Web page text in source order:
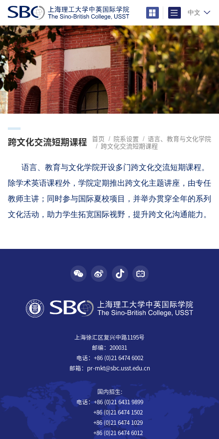
中文
首页 院系设置
语言、教育与文化学院
跨文化交流短期课程
跨文化交流短期课程
语言、教育与文化学院开设多门跨文化交流短期课程。
除学术英语课程外，学院定期推出跨文化主题讲座，由专任
教师主讲；同时参与国际夏校项目，并举办贯穿全年的系列
文化活动，助力学生拓宽国际视野，提升跨文化沟通能力。
上海徐汇区复兴中路1195号
邮编：200031
电话：+86 (0)21 6474 6002
邮箱：pr-mkt@sbc.usst.edu.cn
国内招生:
电话：+86 (0)21 6431 9899
+86 (0)21 6474 1502
+86 (0)21 6474 1029
+86 (0)21 6474 6012